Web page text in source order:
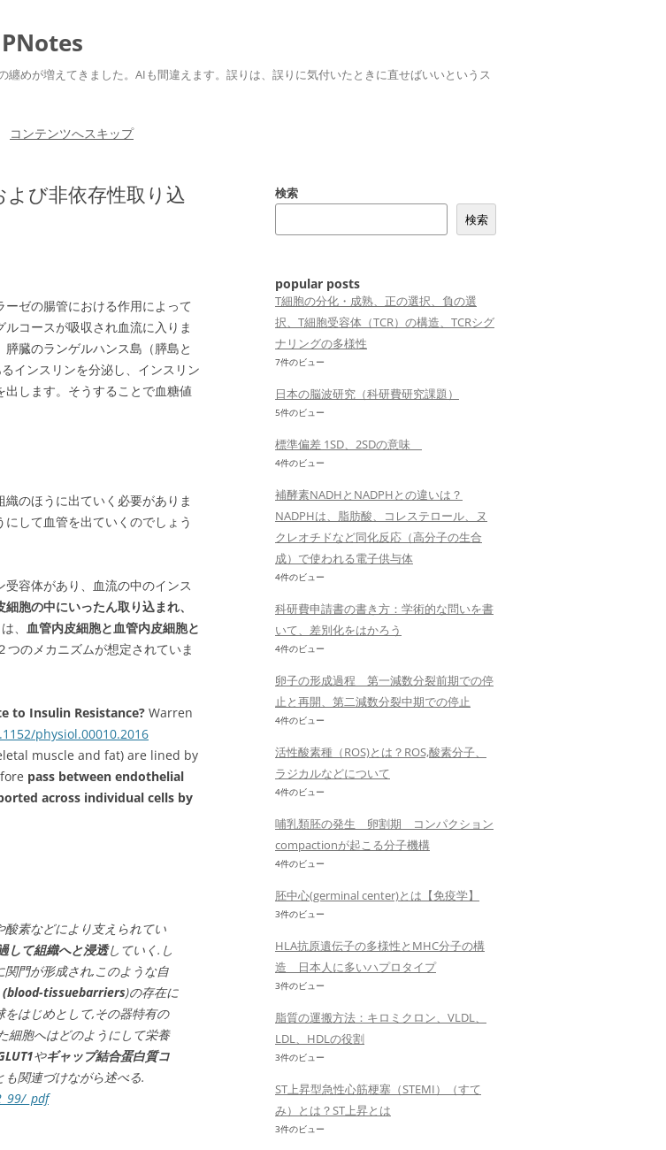
めが増えてきました。AIも間違えます。誤りは、誤りに気付いたときに直せばいいというス
コンテンツへスキップ
び非依存性取り込
ゼの腸管における作用によって
コースが吸収され血流に入りま
臓のランゲルハンス島（膵島と
インスリンを分泌し、インスリン
します。そうすることで血糖値
のほうに出ていく必要がありま
して血管を出ていくのでしょう
容体があり、血流の中のインス
細胞の中にいったん取り込まれ、
、 血管内皮細胞と血管内皮細胞と
つのメカニズムが想定されていま
to Insulin Resistance? Warren
physiol.00010.2016
muscle and fat) are lined by
pass between endothelial
across individual cells by
素などにより支えられてい
して組織へと浸透していく.し
門が形成され,このような自
(blood-tissuebarriers)の存在に
はじめとして,その器特有の
細胞へはどのようにして栄養
やギャップ結合蛋白質コ
関連づけながら述べる.
_pdf
検索
検索
popular posts
T細胞の分化・成熟、正の選択、負の選
択、T細胞受容体（TCR）の構造、TCRシグ
ナリングの多様性
7件のビュー
日本の脳波研究（科研費研究課題）
5件のビュー
標準偏差 1SD、2SDの意味
4件のビュー
補酵素NADHとNADPHとの違いは？
NADPHは、脂肪酸、コレステロール、ヌ
クレオチドなど同化反応（高分子の生合
成）で使われる電子供与体
4件のビュー
科研費申請書の書き方：学術的な問いを書
いて、差別化をはかろう
4件のビュー
卵子の形成過程 第一減数分裂前期での停
止と再開、第二減数分裂中期での停止
4件のビュー
活性酸素種（ROS)とは？ROS,酸素分子、
ラジカルなどについて
4件のビュー
哺乳類胚の発生 卵割期 コンパクション
compactionが起こる分子機構
4件のビュー
胚中心(germinal center)とは【免疫学】
3件のビュー
HLA抗原遺伝子の多様性とMHC分子の構
造 日本人に多いハプロタイプ
3件のビュー
脂質の運搬方法：キロミクロン、VLDL、
LDL、HDLの役割
3件のビュー
ST上昇型急性心筋梗塞（STEMI）（すて
み）とは？ST上昇とは
3件のビュー